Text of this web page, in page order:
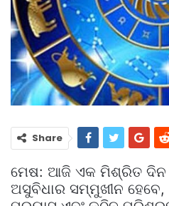
Share
ମେଷ: ଆଜି ଏକ ମିଶ୍ରିତ ଦିନ
ଅସୁବିଧାର ସମ୍ମୁଖୀନ